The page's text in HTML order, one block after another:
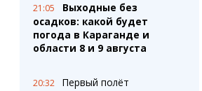
Персоны
Интервью
Лента блогера
21:05
Выходные без
осадков: какой будет
погода в Караганде и
области 8 и 9 августа
20:32
Первый полёт